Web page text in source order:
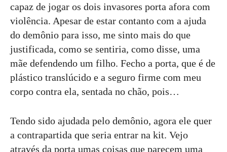
capaz de jogar os dois invasores porta afora com
violência. Apesar de estar contanto com a ajuda
do demônio para isso, me sinto mais do que
justificada, como se sentiria, como disse, uma
mãe defendendo um filho. Fecho a porta, que é de
plástico translúcido e a seguro firme com meu
corpo contra ela, sentada no chão, pois…
Tendo sido ajudada pelo demônio, agora ele quer
a contrapartida que seria entrar na kit. Vejo
através da porta umas coisas que parecem uma